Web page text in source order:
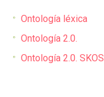
Ontología léxica
Ontología 2.0.
Ontología 2.0. SKOS